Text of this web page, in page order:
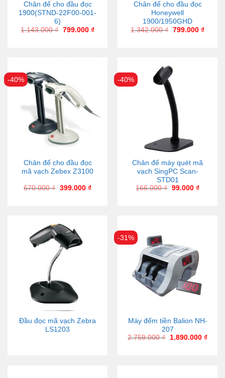
Chân đế cho đầu đọc
1900(STND-22F00-001-
6)
1.143.000₫ 799.000 ₫
Chân đế cho đầu đọc
Honeywell
1900/1950GHD
1.342.000₫ 799.000 ₫
-40%
Chân đế cho đầu đọc
mã vạch Zebex Z3100
670.000₫ 399.000 ₫
-40%
Chân đế máy quét mã
vạch SingPC Scan-
STD01
166.000₫ 99.000 ₫
Đầu đọc mã vạch Zebra
LS1203
-31%
Máy đếm tiền Balion NH-
207
2.759.000₫ 1.890.000 ₫